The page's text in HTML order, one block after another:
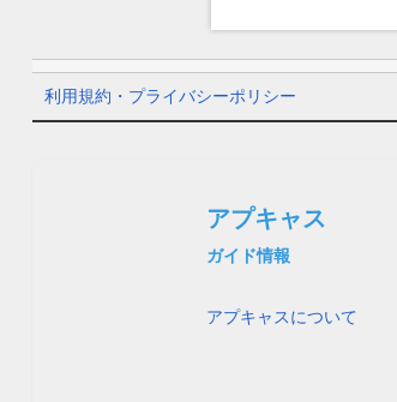
利用規約・プライバシーポリシー
アプキャス
ガイド情報
アプキャスについて